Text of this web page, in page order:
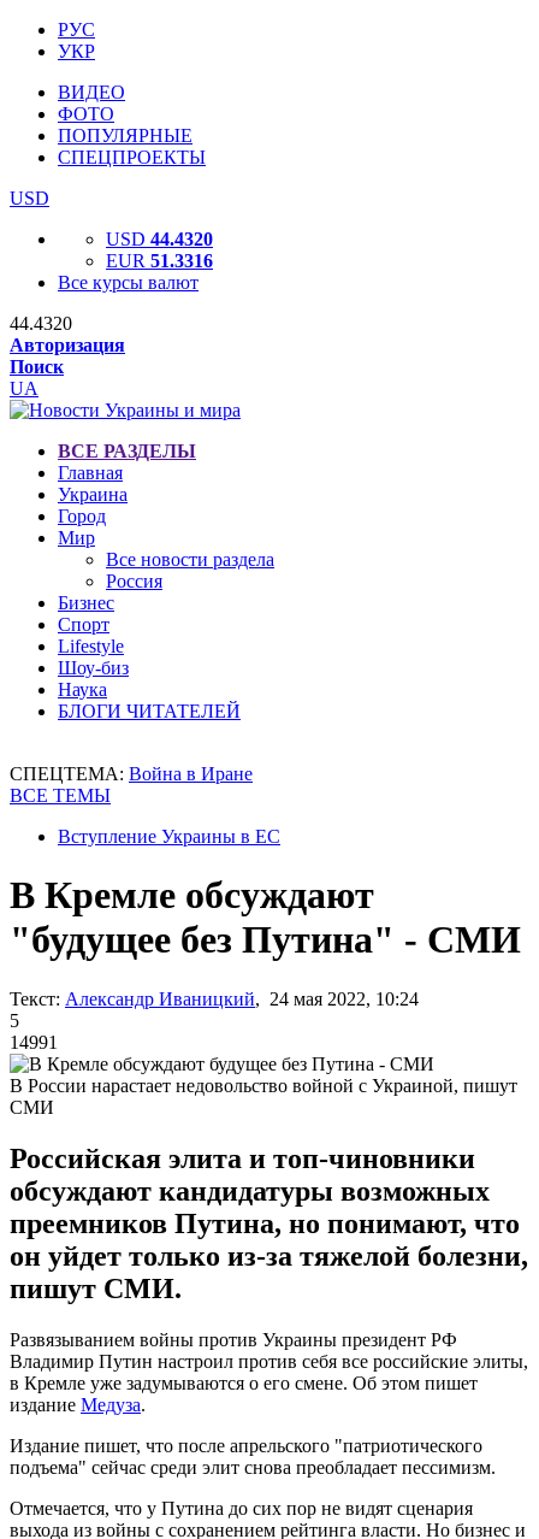
РУС
УКР
ВИДЕО
ФОТО
ПОПУЛЯРНЫЕ
СПЕЦПРОЕКТЫ
USD
USD 44.4320
EUR 51.3316
Все курсы валют
44.4320
Авторизация
Поиск
UA
ВСЕ РАЗДЕЛЫ
Главная
Украина
Город
Мир
Все новости раздела
Россия
Бизнес
Спорт
Lifestyle
Шоу-биз
Наука
БЛОГИ ЧИТАТЕЛЕЙ
СПЕЦТЕМА: Война в Иране
ВСЕ ТЕМЫ
Вступление Украины в ЕС
В Кремле обсуждают
"будущее без Путина" - СМИ
Текст: Александр Иваницкий, 24 мая 2022, 10:24
5
14991
В России нарастает недовольство войной с Украиной, пишут
СМИ
Российская элита и топ-чиновники
обсуждают кандидатуры возможных
преемников Путина, но понимают, что
он уйдет только из-за тяжелой болезни,
пишут СМИ.
Развязыванием войны против Украины президент РФ
Владимир Путин настроил против себя все российские элиты,
в Кремле уже задумываются о его смене. Об этом пишет
издание Медуза.
Издание пишет, что после апрельского "патриотического
подъема" сейчас среди элит снова преобладает пессимизм.
Отмечается, что у Путина до сих пор не видят сценария
выхода из войны с сохранением рейтинга власти. Но бизнес и